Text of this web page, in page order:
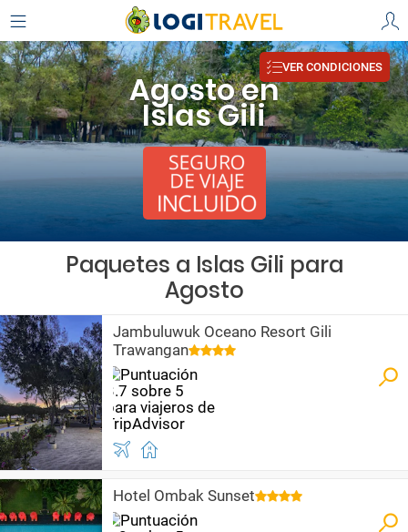
Agosto en
Islas Gili
VER CONDICIONES
Paquetes a Islas Gili para
Agosto
Jambuluwuk Oceano Resort Gili
Trawangan
Hotel Ombak Sunset